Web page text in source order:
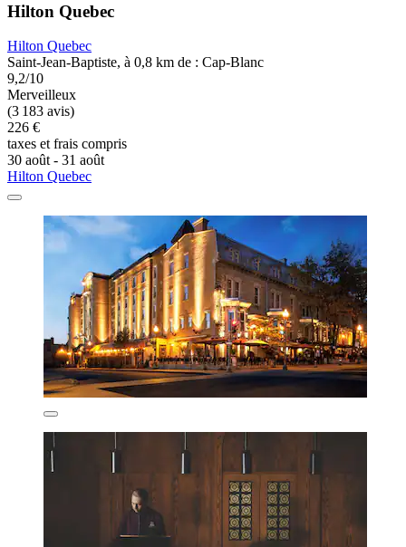
Hilton Quebec
Hilton Quebec
Saint-Jean-Baptiste, à 0,8 km de : Cap-Blanc
9,2/10
Merveilleux
(3 183 avis)
226 €
taxes et frais compris
30 août - 31 août
Hilton Quebec